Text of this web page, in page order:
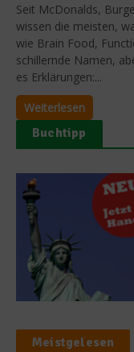
Seit McDonalds,
wissen die meisten,
wie Brain Food,
schillernde Namen,
es Erklärungen:...
Weiterlesen
Buchtipp
Meistgelesen